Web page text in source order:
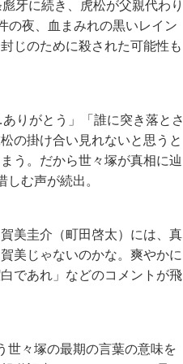
牙に続き、虎松が父親代わり
の夜、血まみれの黒いレイン
じのために殺された可能性も
りがとう」「誰に突き落とさ
の掛け合い見れないと思うと
う。だから世々塚が真相に辿
む声が続出。
美圭介（町田啓太）には、真
美じゃないのかな。爽やかに
であれ」などのコメントが飛
世々塚の最期の言葉の意味を